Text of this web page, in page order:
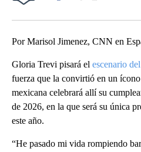
Por Marisol Jimenez, CNN en
Gloria Trevi pisará el escenario
fuerza que la convirtió en un
mexicana celebrará allí su
de 2026, en la que será su única
este año.
“He pasado mi vida rompiendo